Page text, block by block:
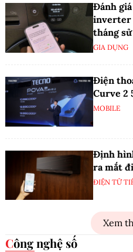
Đánh
inverter
tháng
GIA DỤNG
Điện
Curve 2
MOBILE
Định
ra mắt
ĐIỆN TỬ
Xem
Công nghệ số